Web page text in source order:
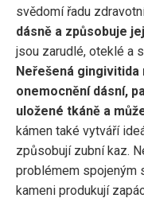
svědomí řadu
dásně a způsobuje
jsou zarudlé, oteklé a
Neřešená
onemocnění dásní,
uložené tkáně a
kámen také vytváří
způsobují zubní kaz.
problémem spojeným
kameni produkují